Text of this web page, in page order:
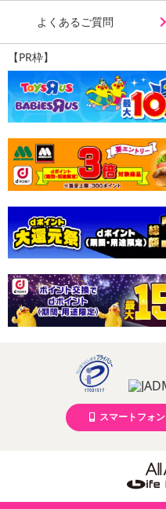
よくあるご質問
【PR枠】
スマートフォン